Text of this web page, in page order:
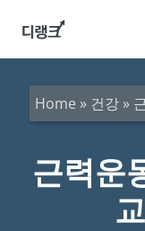
Home » 건강 »
근력운